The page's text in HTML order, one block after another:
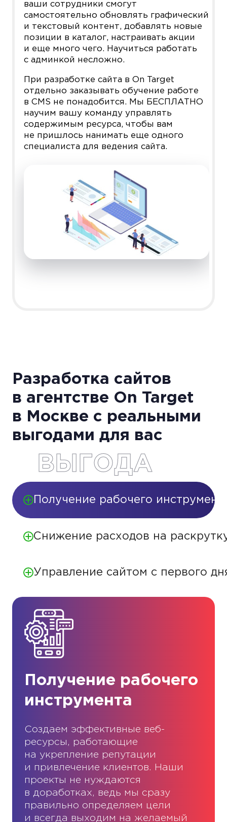
ваши сотрудники смогут
самостоятельно обновлять графический
и текстовый контент, добавлять новые
позиции в каталог, настраивать акции
и еще много чего. Научиться работать
с админкой несложно.
При разработке сайта в On Target
отдельно заказывать обучение работе
в CMS не понадобится. Мы БЕСПЛАТНО
научим вашу команду управлять
содержимым ресурса, чтобы вам
не пришлось нанимать еще одного
специалиста для ведения сайта.
Разработка сайтов
в агентстве On Target
в Москве с реальными
выгодами для вас
ВЫГОДА
Получение рабочего
Снижение расходов на
Управление сайтом с первого
Получение рабочего
инструмента
Создаем эффективные веб-
ресурсы, работающие
на укрепление репутации
и привлечение клиентов. Наши
проекты не нуждаются
в доработках, ведь мы сразу
правильно определяем цели
и всегда выходим на желаемый